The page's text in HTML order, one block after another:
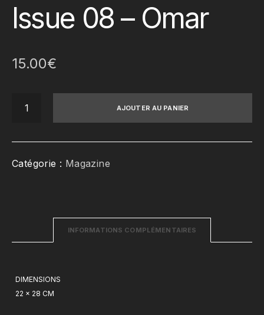
Issue 08 – Omar
15.00€
08
Omar
AJOUTER AU PANIER
Catégorie : Magazine
INFORMATIONS COMPLÉMENTAIRES
DIMENSIONS
22 × 28 CM